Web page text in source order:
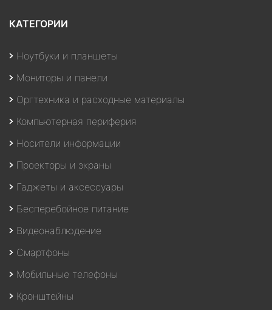
КАТЕГОРИИ
Ноутбуки и планшеты
Мониторы и панели
Оргтехника и расходные материалы
Компьютерная периферия
Носители информации
Проекторы и экраны
Гаджеты и аксессуары
Бесперебойное питание
Видеонаблюдение
Смартфоны
Мобильные телефоны
Кронштейны